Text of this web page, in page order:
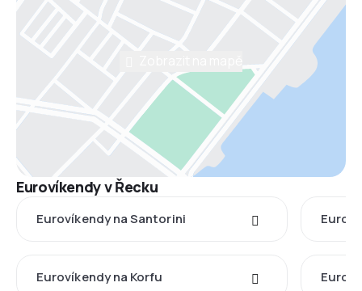
Eurovíkendy v Řecku
Eurovíkendy na Santorini
Eurovíkendy na Korfu